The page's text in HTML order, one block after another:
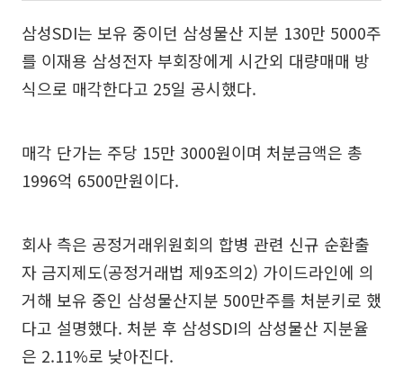
삼성SDI는 보유 중이던 삼성물산 지분 130만 5000주
를 이재용 삼성전자 부회장에게 시간외 대량매매 방
식으로 매각한다고 25일 공시했다.
매각 단가는 주당 15만 3000원이며 처분금액은 총
1996억 6500만원이다.
회사 측은 공정거래위원회의 합병 관련 신규 순환출
자 금지제도(공정거래법 제9조의2) 가이드라인에 의
거해 보유 중인 삼성물산지분 500만주를 처분키로 했
다고 설명했다. 처분 후 삼성SDI의 삼성물산 지분율
은 2.11%로 낮아진다.